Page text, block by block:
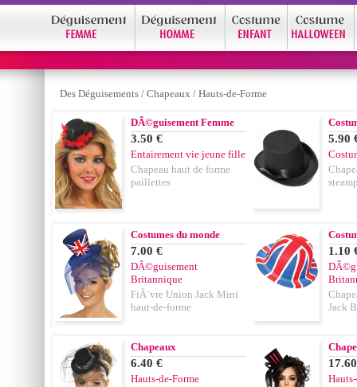
Des Déguisements / Chapeaux / Hauts-de-Forme
DÃ©guisement Femme
3.50 €
Entairement vie jeune fille
Chapeau haut de forme
paillettes
5.90
Costumes du monde
7.00 €
DÃ©guisement
Britannique
FiÃ¨vre Union Jack Mini
haut-de-forme
1.10
Jack
Chapeaux
6.40 €
Hauts-de-Forme